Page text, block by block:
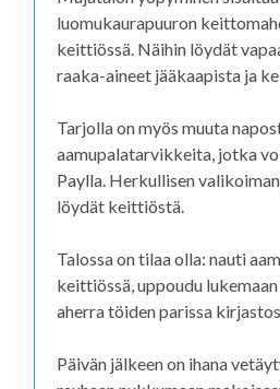
luomukaurapuuron
keittiössä. Näihin löydät
raaka-aineet jääkaapista ja
Tarjolla on myös muuta
aamupalatarvikkeita, jotka
Paylla. Herkullisen
löydät keittiöstä.
Talossa on tilaa olla: nauti
keittiössä, uppoudu
aherra töiden parissa
Päivän jälkeen on ihana